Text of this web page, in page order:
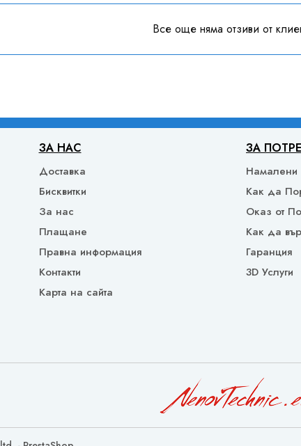
Все още няма отзиви от
ЗА НАС
Доставка
Бисквитки
За нас
Плащане
Правна информация
Контакти
Карта на сайта
ЗА
Намалени
Как да
Оказ от
Как да
Гаранция
3D Услуги